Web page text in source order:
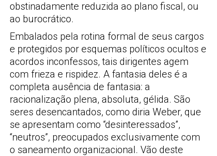
obstinadamente reduzida ao plano fiscal, ou
ao burocrático.
Embalados pela rotina formal de seus cargos
e protegidos por esquemas políticos ocultos e
acordos inconfessos, tais dirigentes agem
com frieza e rispidez. A fantasia deles é a
completa ausência de fantasia: a
racionalização plena, absoluta, gélida. São
seres desencantados, como diria Weber, que
se apresentam como “desinteressados”,
“neutros”, preocupados exclusivamente com
o saneamento organizacional. Vão deste